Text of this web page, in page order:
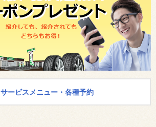
サービスメニュー・各種予約